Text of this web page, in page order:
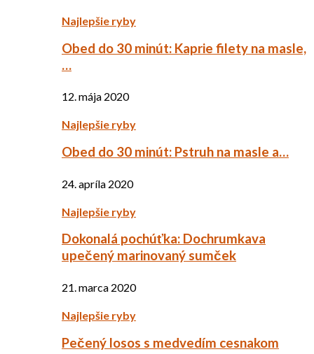
Najlepšie ryby
Obed do 30 minút: Kaprie filety na masle,
…
12. mája 2020
Najlepšie ryby
Obed do 30 minút: Pstruh na masle a…
24. apríla 2020
Najlepšie ryby
Dokonalá pochúťka: Dochrumkava
upečený marinovaný sumček
21. marca 2020
Najlepšie ryby
Pečený losos s medvedím cesnakom